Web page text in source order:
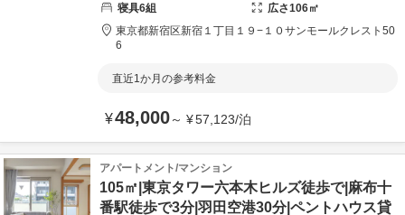
寝具6組 広さ106㎡
東京都新宿区新宿１丁目１９−１０ サンモールクレスト50
6
直近1か月の参考料金
¥48,000～ ¥57,123/泊
アパートメント/マンション
105㎡|東京タワー六本木ヒルズ徒歩で|麻布十
番駅徒歩で3分|羽田空港30分|ペントハウス貸